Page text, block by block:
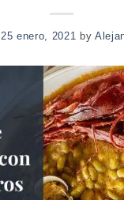
25 enero, 2021 by